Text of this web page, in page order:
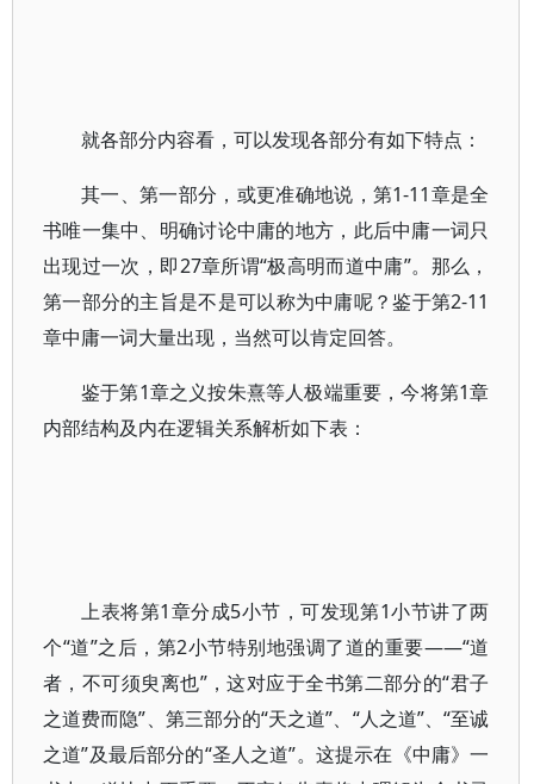
就各部分内容看，可以发现各部分有如下特点：
其一、第一部分，或更准确地说，第1-11章是全
书唯一集中、明确讨论中庸的地方，此后中庸一词只
出现过一次，即27章所谓“极高明而道中庸”。那么，
第一部分的主旨是不是可以称为中庸呢？鉴于第2-11
章中庸一词大量出现，当然可以肯定回答。
鉴于第1章之义按朱熹等人极端重要，今将第1章
内部结构及内在逻辑关系解析如下表：
上表将第1章分成5小节，可发现第1小节讲了两
个“道”之后，第2小节特别地强调了道的重要——“道
者，不可须臾离也”，这对应于全书第二部分的“君子
之道费而隐”、第三部分的“天之道”、“人之道”、“至诚
之道”及最后部分的“圣人之道”。这提示在《中庸》一